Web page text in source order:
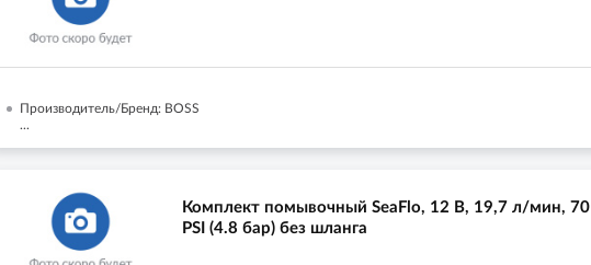
Производитель/Бренд: BOSS
...
Комплект помывочный SeaFlo, 12 В, 19,7 л/мин, 70
PSI (4.8 бар) без шланга